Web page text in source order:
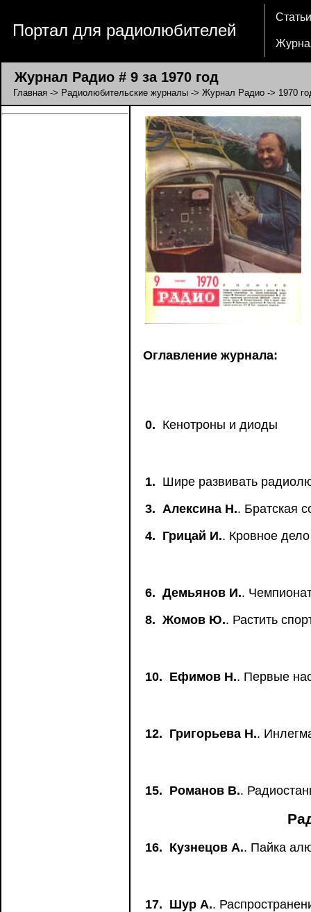
Портал для радиолюбителей
Статьи
Журнал Радио # 9 за 1970 год
Главная -> Радиолюбительские журналы -> Журнал Радио -> 1970
Оглавление журнала:
0. Кенотроны и диоды
1. Шире развивать
3. Алексина Н.. Братская
4. Грицай И.. Кровное
6. Демьянов И..
8. Жомов Ю.. Растить
10. Ефимов Н.. Первые
12. Григорьева Н..
15. Романов В..
16. Кузнецов А.. Пайка
17. Шур А..